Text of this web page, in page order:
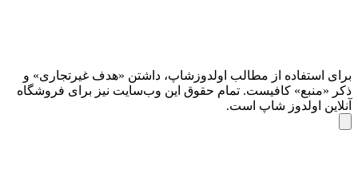
برای استفاده از مطالب اولدوزشاپ، داشتن «هدف غیرتجاری» و
ذکر «منبع» کافیست. تمام حقوق اين وب‌سايت نیز برای فروشگاه
آنلاین اولدوز شاپ است.